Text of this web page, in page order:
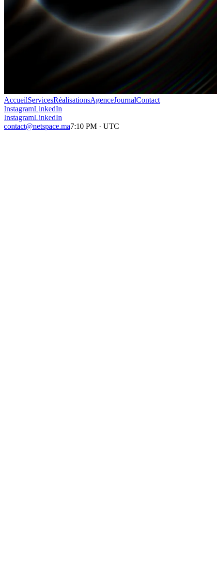
AccueilServicesRéalisationsAgenceJournalContact
InstagramLinkedIn
InstagramLinkedIn
contact@netspace.ma7:10 PM · UTC